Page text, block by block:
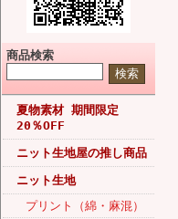
商品検索
夏物素材 期間限定
20％OFF
ニット生地屋の推し商品
ニット生地
プリント（綿・麻混）